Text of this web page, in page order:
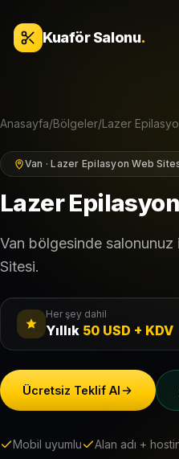
Kuaför Salonu.
Anasayfa/Bölgeler/Lazer
Van · Lazer Epilasyon Web
Lazer
Van bölgesinde
Sitesi.
Her şey dahil
Yıllık 50 USD + KDV
Ücretsiz Teklif Al
Mobil uyumlu Alan adı +